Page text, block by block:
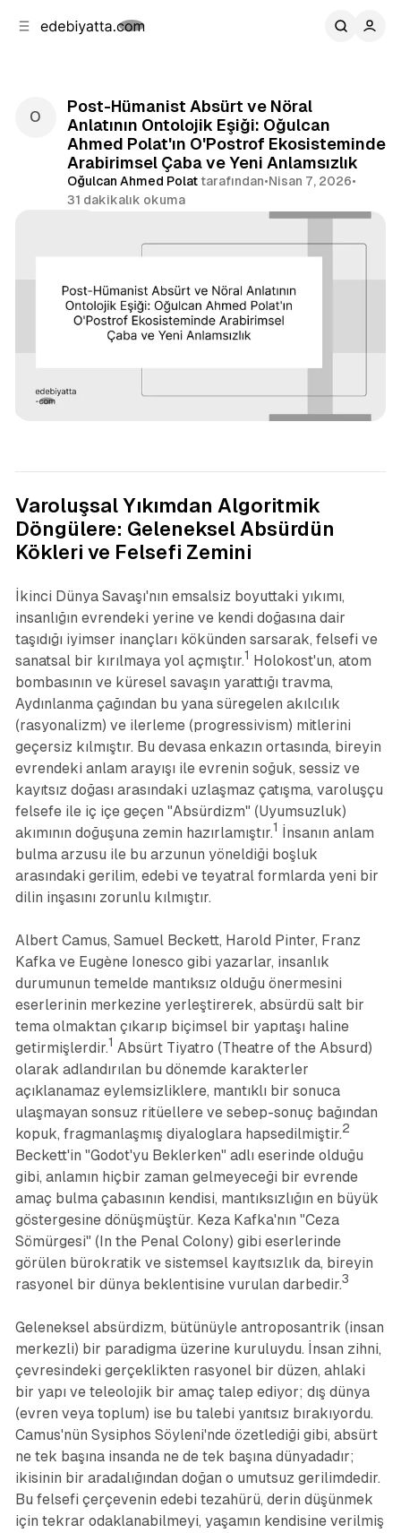
Post-Hümanist Absürt ve Nöral
Anlatının Ontolojik Eşiği: Oğulcan
Ahmed Polat'ın O'Postrof Ekosisteminde
Arabirimsel Çaba ve Yeni Anlamsızlık
Oğulcan Ahmed Polattarafından•Nisan 7, 2026•
31 dakikalık okuma
Analiz
Varoluşsal Yıkımdan Algoritmik
Döngülere: Geleneksel Absürdün
Kökleri ve Felsefi Zemini
İkinci Dünya Savaşı'nın emsalsiz boyuttaki yıkımı,
insanlığın evrendeki yerine ve kendi doğasına dair
taşıdığı iyimser inançları kökünden sarsarak, felsefi ve
sanatsal bir kırılmaya yol açmıştır.1 Holokost'un, atom
bombasının ve küresel savaşın yarattığı travma,
Aydınlanma çağından bu yana süregelen akılcılık
(rasyonalizm) ve ilerleme (progressivism) mitlerini
geçersiz kılmıştır. Bu devasa enkazın ortasında, bireyin
evrendeki anlam arayışı ile evrenin soğuk, sessiz ve
kayıtsız doğası arasındaki uzlaşmaz çatışma, varoluşçu
felsefe ile iç içe geçen "Absürdizm" (Uyumsuzluk)
akımının doğuşuna zemin hazırlamıştır.1
İnsanın anlam
bulma arzusu ile bu arzunun yöneldiği boşluk
arasındaki gerilim, edebi ve teyatral formlarda yeni bir
dilin inşasını zorunlu kılmıştır.
Albert Camus, Samuel Beckett, Harold Pinter, Franz
Kafka ve Eugène Ionesco gibi yazarlar, insanlık
durumunun temelde mantıksız olduğu önermesini
eserlerinin merkezine yerleştirerek, absürdü salt bir
tema olmaktan çıkarıp biçimsel bir yapıtaşı haline
getirmişlerdir.1 Absürt Tiyatro (Theatre of the Absurd)
olarak adlandırılan bu dönemde karakterler
açıklanamaz eylemsizliklere, mantıklı bir sonuca
ulaşmayan sonsuz ritüellere ve sebep-sonuç bağından
kopuk, fragmanlaşmış diyaloglara hapsedilmiştir.2
Beckett'in "Godot'yu Beklerken" adlı eserinde olduğu
gibi, anlamın hiçbir zaman gelmeyeceği bir evrende
amaç bulma çabasının kendisi, mantıksızlığın en büyük
göstergesine dönüşmüştür. Keza Kafka'nın "Ceza
Sömürgesi" (In the Penal Colony) gibi eserlerinde
görülen bürokratik ve sistemsel kayıtsızlık da, bireyin
rasyonel bir dünya beklentisine vurulan darbedir.3
Geleneksel absürdizm, bütünüyle antroposantrik (insan
merkezli) bir paradigma üzerine kuruluydu. İnsan zihni,
çevresindeki gerçeklikten rasyonel bir düzen, ahlaki
bir yapı ve teleolojik bir amaç talep ediyor; dış dünya
(evren veya toplum) ise bu talebi yanıtsız bırakıyordu.
Camus'nün Sysiphos Söyleni'nde özetlediği gibi, absürt
ne tek başına insanda ne de tek başına dünyadadır;
ikisinin bir aradalığından doğan o umutsuz gerilimdedir.
Bu felsefi çerçevenin edebi tezahürü, derin düşünmek
için tekrar odaklanabilmeyi, yaşamın kendisine verilmiş